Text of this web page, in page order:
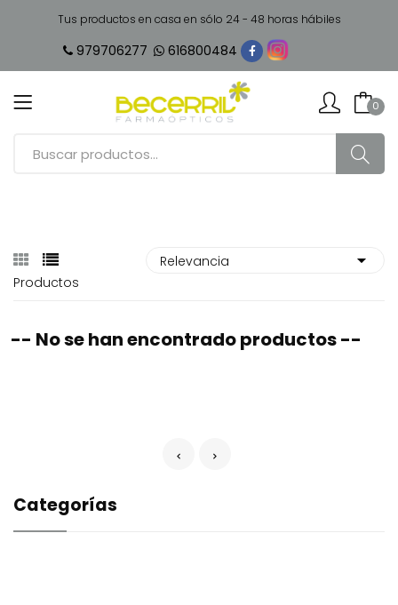
Tus productos en casa en sólo 24 - 48 horas hábiles
979706277 616800484
0
Categorías
Productos
-- No se han encontrado productos --